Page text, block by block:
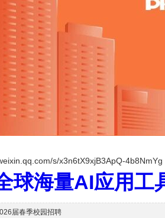
s/x3n6tX9xjB3ApQ-4b8NmYg
球海量AI应用
届春季校园招聘